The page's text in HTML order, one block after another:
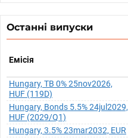
Останні випуски
Емісія
Hungary, TB 0% 25nov2026,
HUF (119D)
Hungary, Bonds 5.5% 24jul2029,
HUF (2029/Q1)
Hungary, 3.5% 23mar2032, EUR